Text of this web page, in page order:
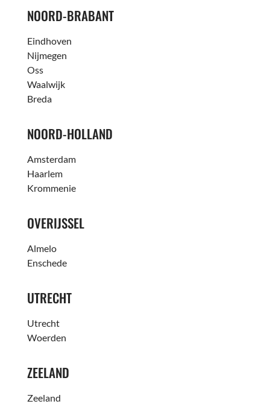
NOORD-BRABANT
Eindhoven
Nijmegen
Oss
Waalwijk
Breda
NOORD-HOLLAND
Amsterdam
Haarlem
Krommenie
OVERIJSSEL
Almelo
Enschede
UTRECHT
Utrecht
Woerden
ZEELAND
Zeeland